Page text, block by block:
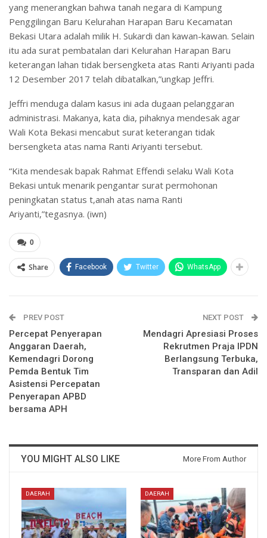
yang menerangkan bahwa tanah negara di Kampung
Penggilingan Baru Kelurahan Harapan Baru Kecamatan
Bekasi Utara adalah milik H. Sukardi dan kawan-kawan. Selain
itu ada surat pembatalan dari Kelurahan Harapan Baru
keterangan lahan tidak bersengketa atas Ranti Ariyanti pada
12 Desember 2017 telah dibatalkan,”ungkap Jeffri.
Jeffri menduga dalam kasus ini ada dugaan pelanggaran
administrasi. Makanya, kata dia, pihaknya mendesak agar
Wali Kota Bekasi mencabut surat keterangan tidak
bersengketa atas nama Ranti Ariyanti tersebut.
“Kita mendesak bapak Rahmat Effendi selaku Wali Kota
Bekasi untuk menarik pengantar surat permohonan
peningkatan status t,anah atas nama Ranti
Ariyanti,”tegasnya. (iwn)
0
Share Facebook Twitter WhatsApp
PREV POST
Percepat Penyerapan
Anggaran Daerah,
Kemendagri Dorong
Pemda Bentuk Tim
Asistensi Percepatan
Penyerapan APBD
bersama APH
NEXT POST
Mendagri Apresiasi Proses
Rekrutmen Praja IPDN
Berlangsung Terbuka,
Transparan dan Adil
YOU MIGHT ALSO LIKE More From Author
DAERAH DAERAH